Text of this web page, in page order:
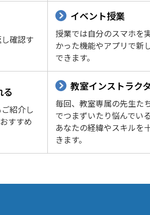
確認す
イベント授業
授業では自分のスマホを
かった機能やアプリで新
できます。
る
紹介し
すすめ
教室インストラク
毎回、教室専属の先生た
でつまずいたり悩んでい
あなたの経緯やスキルを
きます。